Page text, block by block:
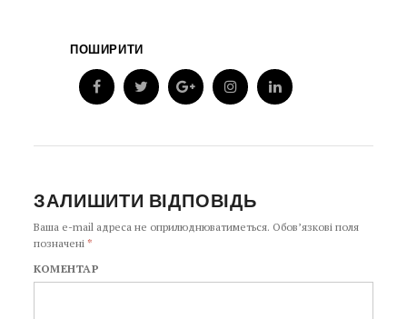
ПОШИРИТИ
ЗАЛИШИТИ ВІДПОВІДЬ
Ваша e-mail адреса не оприлюднюватиметься. Обов’язкові поля
позначені*
КОМЕНТАР